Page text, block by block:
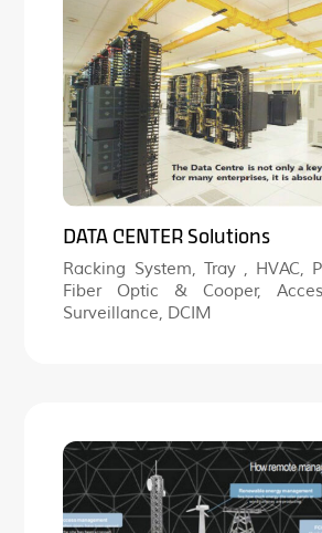
DATA CENTER Solutions
Racking System, Tray , HVAC,
Fiber Optic & Cooper,
Surveillance, DCIM